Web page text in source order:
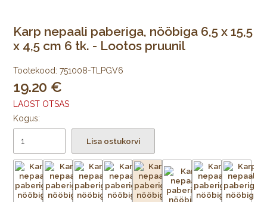
Karp nepaali paberiga, nööbiga 6,5 x 15,5
x 4,5 cm 6 tk. - Lootos pruunil
Tootekood: 751008-TLPGV6
19.20
LAOST OTSAS
Kogus:
Lisa ostukorvi